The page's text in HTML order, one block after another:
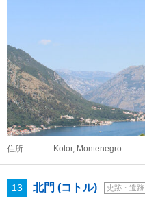
住所 Kotor, Montenegro
13 北門 (コトル) 史跡・遺跡